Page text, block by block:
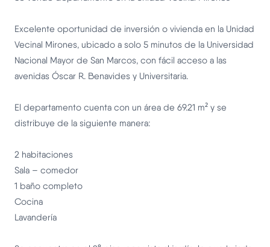
Excelente oportunidad de inversión o vivienda en la Unidad
Vecinal Mirones, ubicado a solo 5 minutos de la Universidad
Nacional Mayor de San Marcos, con fácil acceso a las
avenidas Óscar R. Benavides y Universitaria.
El departamento cuenta con un área de 69.21 m² y se
distribuye de la siguiente manera:
2 habitaciones
Sala – comedor
1 baño completo
Cocina
Lavandería